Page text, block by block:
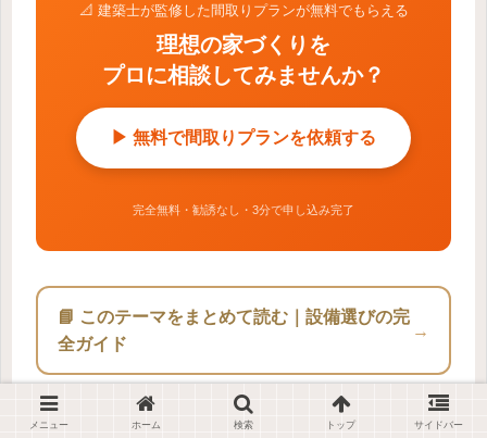
📐 建築士が監修した間取りプランが無料でもらえる
理想の家づくりを
プロに相談してみませんか？
▶ 無料で間取りプランを依頼する
完全無料・勧誘なし・3分で申し込み完了
📘 このテーマをまとめて読む｜設備選びの完
全ガイド
→
メニュー ホーム 検索 トップ サイドバー